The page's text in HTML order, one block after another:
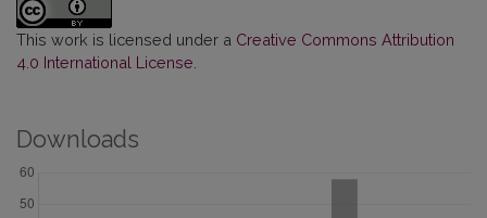
This work is licensed under a Creative Commons Attribution
4.0 International License
Downloads